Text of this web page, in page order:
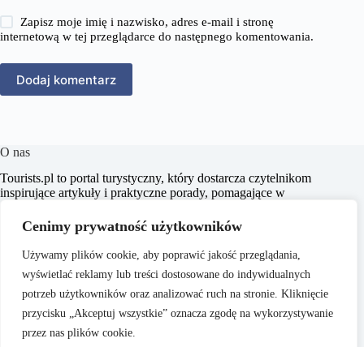
Cenimy prywatność użytkowników
Używamy plików cookie, aby poprawić jakość przeglądania,
wyświetlać reklamy lub treści dostosowane do indywidualnych
potrzeb użytkowników oraz analizować ruch na stronie. Kliknięcie
przycisku „Akceptuj wszystkie” oznacza zgodę na wykorzystywanie
przez nas plików cookie.
Zapisz moje imię i nazwisko, adres e-mail i stronę
internetową w tej przeglądarce do następnego komentowania.
Dodaj komentarz
O nas
​Tourists.pl to portal turystyczny, który dostarcza czytelnikom
inspirujące artykuły i praktyczne porady, pomagające w
wspieranie pasjonatów turystyki w odkrywaniu nowych
miejsc oraz kultur, dostarczając rzetelnych i aktualnych
informacji.